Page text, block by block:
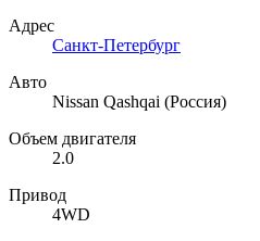
Адрес
Санкт-Петербург
Авто
Nissan Qashqai (Россия)
Объем двигателя
2.0
Привод
4WD